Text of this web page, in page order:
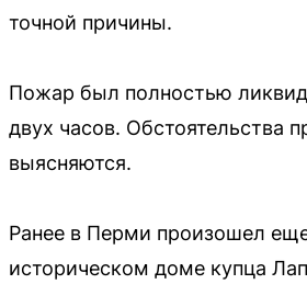
точной причины.
Пожар был полностью
двух часов. Обстоятельства
выясняются.
Ранее в Перми произошел
историческом доме купца